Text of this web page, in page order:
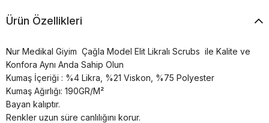
Ürün Özellikleri
Nur Medikal Giyim Çağla Model Elit Likralı Scrubs ile Kalite ve
Konfora Aynı Anda Sahip Olun
Kumaş İçeriği : %4 Likra, %21 Viskon, %75 Polyester
Kumaş Ağırlığı: 190GR/M²
Bayan kalıptır.
Renkler uzun süre canlılığını korur.